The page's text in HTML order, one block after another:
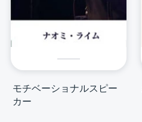
モチベーショナルスピー
カー